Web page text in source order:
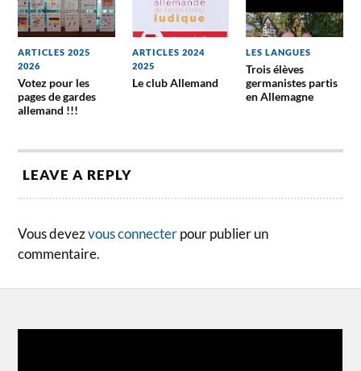
ARTICLES 2025
2026
Votez pour les
pages de gardes
allemand !!!
ARTICLES 2024
2025
Le club Allemand
LES LANGUES
Trois élèves
germanistes partis
en Allemagne
LEAVE A REPLY
Vous devezvous connecterpour publier un
commentaire.